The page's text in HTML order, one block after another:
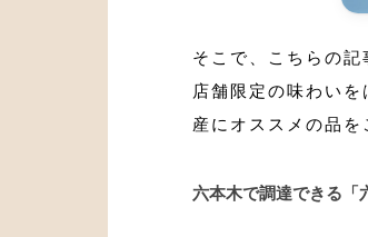
そこで、こちらの
店舗限定の味わい
産にオススメの品を
六本木で調達できる「